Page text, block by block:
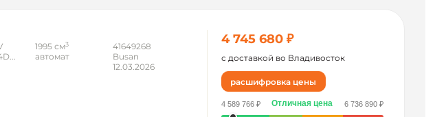
1995 см3
автомат
41649268
Busan
12.03.2026
4 745 680 ₽
с доставкой во Владивосток
расшифровка цены
4 589 766 ₽ Отличная цена 6 736 890 ₽